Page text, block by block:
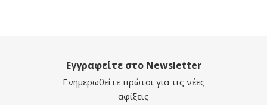
Εγγραφείτε στο Newsletter
Ενημερωθείτε πρώτοι για τις νέες
αφίξεις